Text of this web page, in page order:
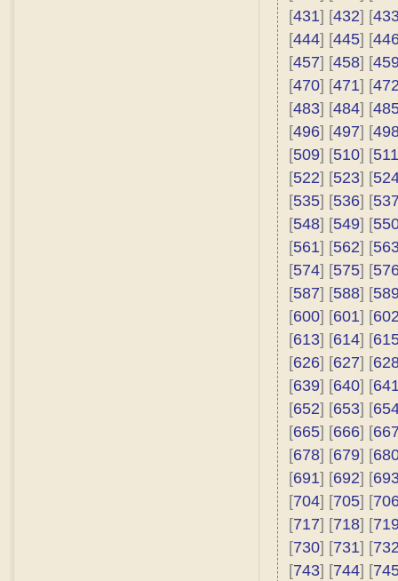
[431] [432] [
[444] [445] [
[457] [458] [
[470] [471] [
[483] [484] [
[496] [497] [
[509] [510] [511
[522] [523] [
[535] [536] [
[548] [549] [
[561] [562] [
[574] [575] [
[587] [588] [
[600] [601] [
[613] [614] [
[626] [627] [
[639] [640] [
[652] [653] [
[665] [666] [
[678] [679] [
[691] [692] [
[704] [705] [
[717] [718] [
[730] [731] [
[743] [744] [